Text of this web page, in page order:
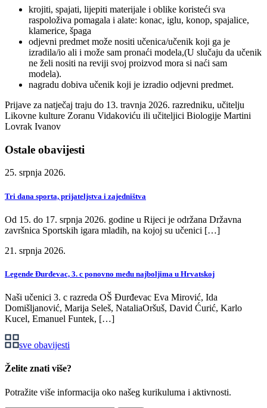
krojiti, spajati, lijepiti materijale i oblike koristeći sva
raspoloživa pomagala i alate: konac, iglu, konop, spajalice,
klamerice, špaga
odjevni predmet može nositi učenica/učenik koji ga je
izradila/io ali i može sam pronaći modela,(U slučaju da učenik
ne želi nositi na reviji svoj proizvod mora si naći sam
modela).
nagradu dobiva učenik koji je izradio odjevni predmet.
Prijave za natječaj traju do 13. travnja 2026. razredniku, učitelju
Likovne kulture Zoranu Vidakoviću ili učiteljici Biologije Martini
Lovrak Ivanov
Ostale obavijesti
25. srpnja 2026.
Tri dana sporta, prijateljstva i zajedništva
Od 15. do 17. srpnja 2026. godine u Rijeci je održana Državna
završnica Sportskih igara mladih, na kojoj su učenici […]
21. srpnja 2026.
Legende Đurđevac, 3. c ponovno među najboljima u Hrvatskoj
Naši učenici 3. c razreda OŠ Đurđevac Eva Mirović, Ida
Domišljanović, Marija Seleš, NataliaOršuš, David Ćurić, Karlo
Kucel, Emanuel Funtek, […]
sve obavijesti
Želite znati više?
Potražite više informacija oko našeg kurikuluma i aktivnosti.